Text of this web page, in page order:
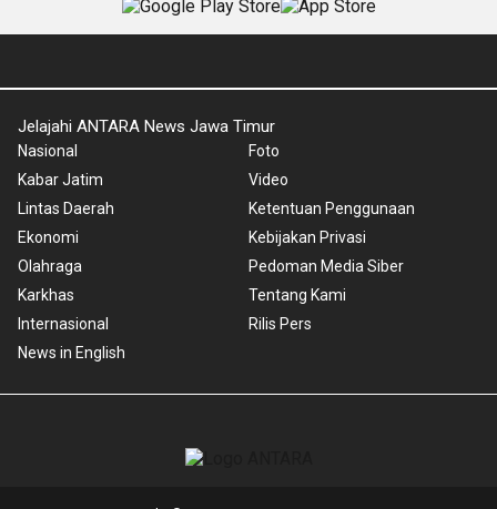
Jelajahi ANTARA News Jawa Timur
Nasional
Kabar Jatim
Lintas Daerah
Ekonomi
Olahraga
Karkhas
Internasional
News in English
Foto
Video
Ketentuan Penggunaan
Kebijakan Privasi
Pedoman Media Siber
Tentang Kami
Rilis Pers